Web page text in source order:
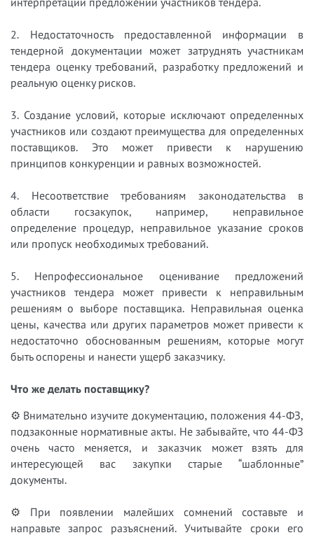
2. Недостаточность предоставленной информации в
тендерной документации может затруднять участникам
тендера оценку требований, разработку предложений и
реальную оценку рисков.
3. Создание условий, которые исключают определенных
участников или создают преимущества для определенных
поставщиков. Это может привести к нарушению
принципов конкуренции и равных возможностей.
4. Несоответствие требованиям законодательства в
области госзакупок, например, неправильное
определение процедур, неправильное указание сроков
или пропуск необходимых требований.
5. Непрофессиональное оценивание предложений
участников тендера может привести к неправильным
решениям о выборе поставщика. Неправильная оценка
цены, качества или других параметров может привести к
недостаточно обоснованным решениям, которые могут
быть оспорены и нанести ущерб заказчику.
Что же делать поставщику?
⚙ Внимательно изучите документацию, положения 44-ФЗ,
подзаконные нормативные акты. Не забывайте, что 44-ФЗ
очень часто меняется, и заказчик может взять для
интересующей вас закупки старые “шаблонные”
документы.
⚙ При появлении малейших сомнений составьте и
направьте запрос разъяснений. Учитывайте сроки его